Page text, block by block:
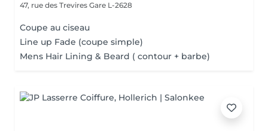
47, rue des Trevires Gare L-2628
Coupe au ciseau
Line up Fade (coupe simple)
Mens Hair Lining & Beard ( contour + barbe)